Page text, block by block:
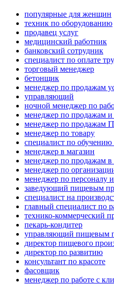
популярные для женщин
техник по оборудованию
продавец услуг
медицинский работник
банковский сотрудник
специалист по оплате
торговый менеджер
бетонщик
менеджер по продажам
управляющий
ночной менеджер по
менеджер по продажам и
менеджер по продажам
менеджер по товару
специалист по
менеджер в магазин
менеджер по продажам в
менеджер по
менеджер по персоналу
заведующий пищевым
специалист на
главный специалист по
технико-коммерческий
пекарь-кондитер
управляющий пищевым
директор пищевого
директор по развитию
консультант по красоте
фасовщик
менеджер по работе с